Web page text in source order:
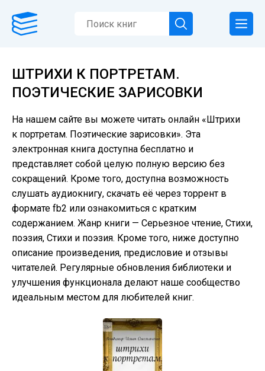
ШТРИХИ К ПОРТРЕТАМ.
ПОЭТИЧЕСКИЕ ЗАРИСОВКИ
На нашем сайте вы можете читать онлайн «Штрихи
к портретам. Поэтические зарисовки». Эта
электронная книга доступна бесплатно и
представляет собой целую полную версию без
сокращений. Кроме того, доступна возможность
слушать аудиокнигу, скачать её через торрент в
формате fb2 или ознакомиться с кратким
содержанием. Жанр книги — Серьезное чтение, Cтихи,
поэзия, Стихи и поэзия. Кроме того, ниже доступно
описание произведения, предисловие и отзывы
читателей. Регулярные обновления библиотеки и
улучшения функционала делают наше сообщество
идеальным местом для любителей книг.